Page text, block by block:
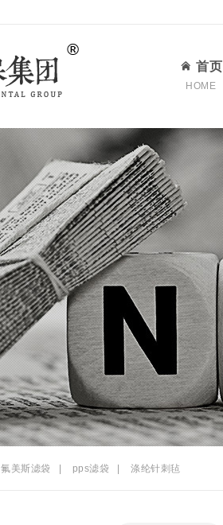
首页
HOME
氟美斯滤袋 pps滤袋 涤纶针刺毡